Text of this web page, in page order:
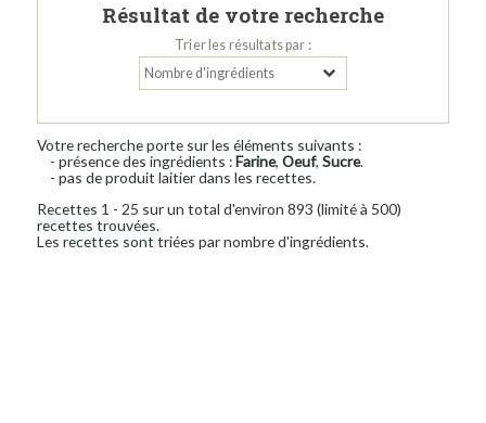
Résultat de votre recherche
Trier les résultats par :
Votre recherche porte sur les éléments suivants :
- présence des ingrédients :Farine, Oeuf, Sucre.
- pas de produit laitier dans les recettes.
Recettes 1 - 25 sur un total d'environ 893 (limité à 500)
recettes trouvées.
Les recettes sont triées par nombre d'ingrédients.